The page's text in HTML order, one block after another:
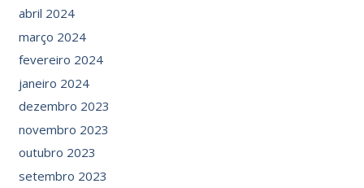
abril 2024
março 2024
fevereiro 2024
janeiro 2024
dezembro 2023
novembro 2023
outubro 2023
setembro 2023